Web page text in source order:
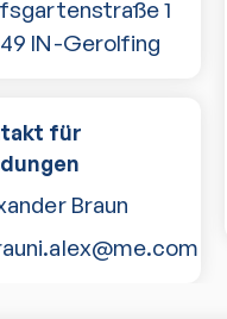
1
IN-Gerolfing
für
Braun